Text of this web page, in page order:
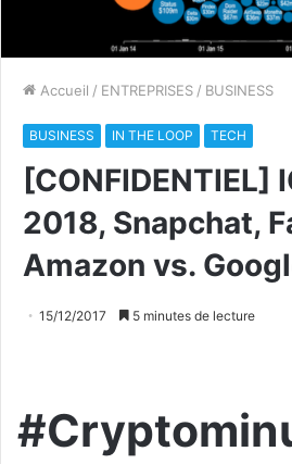
Accueil / ENTREPRISES / BUSINESS
BUSINESS IN THE LOOP TECH
[CONFIDENTIEL]
2018, Snapchat,
Amazon vs.
15/12/2017 5 minutes de lecture